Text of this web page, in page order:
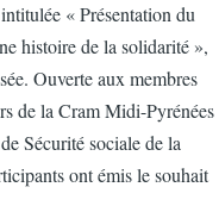
« Présentation du
histoire de la solidarité »,
Ouverte aux membres
de la Cram Midi-Pyrénées
Sécurité sociale de la
ont émis le souhait